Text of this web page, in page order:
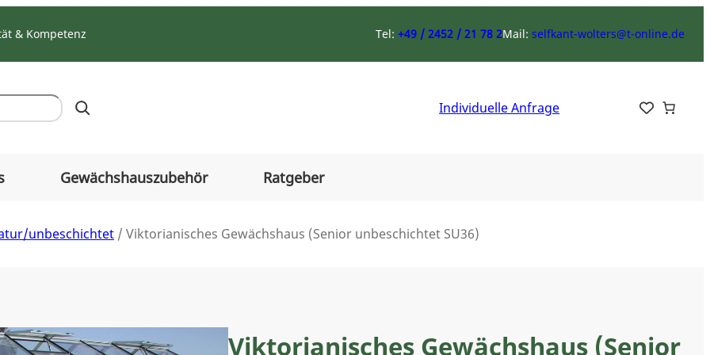
& Kompetenz Tel: +49 / 2452 / 21 78 2Mail: selfkant-wolters@t-online.de
Individuelle Anfrage
Gewächshauszubehör Ratgeber
unbeschichtet / Viktorianisches Gewächshaus (Senior unbeschichtet SU36)
Viktorianisches Gewächshaus (Senior